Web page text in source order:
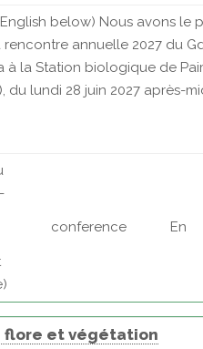
below) Nous avons le
annuelle 2027 du
à la Station biologique de
du lundi 28 juin 2027 après-
conference En
flore et végétation